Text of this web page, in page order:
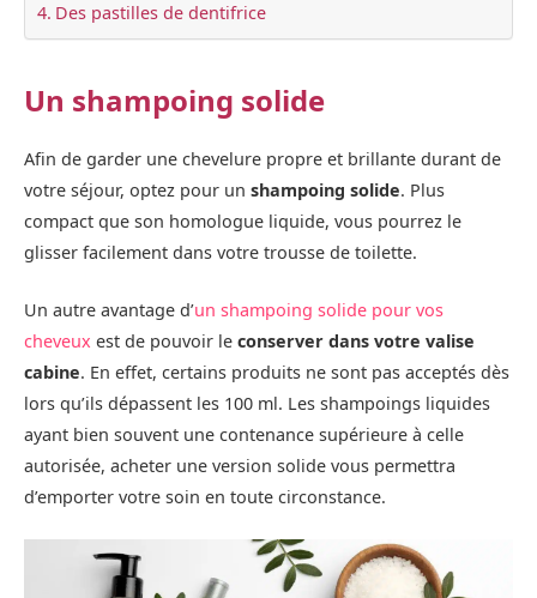
Des pastilles de dentifrice
Un shampoing solide
Afin de garder une chevelure propre et brillante durant de
votre séjour, optez pour un shampoing solide. Plus
compact que son homologue liquide, vous pourrez le
glisser facilement dans votre trousse de toilette.
Un autre avantage d’un shampoing solide pour vos
cheveux est de pouvoir le conserver dans votre valise
cabine. En effet, certains produits ne sont pas acceptés dès
lors qu’ils dépassent les 100 ml. Les shampoings liquides
ayant bien souvent une contenance supérieure à celle
autorisée, acheter une version solide vous permettra
d’emporter votre soin en toute circonstance.